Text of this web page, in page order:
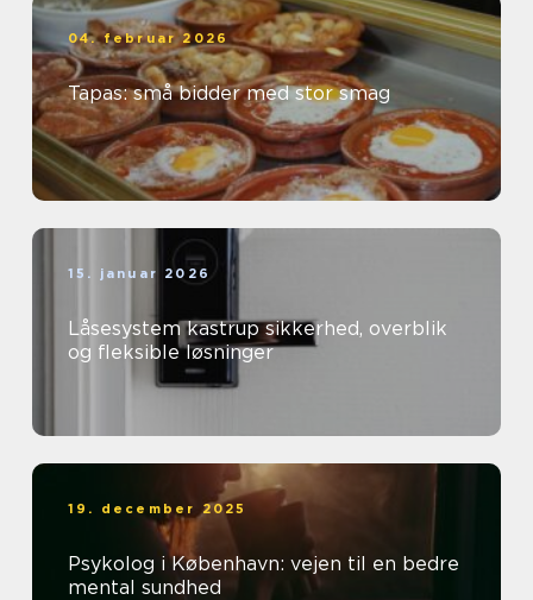
04. februar 2026
Tapas: små bidder med stor smag
15. januar 2026
Låsesystem kastrup sikkerhed, overblik
og fleksible løsninger
19. december 2025
Psykolog i København: vejen til en bedre
mental sundhed